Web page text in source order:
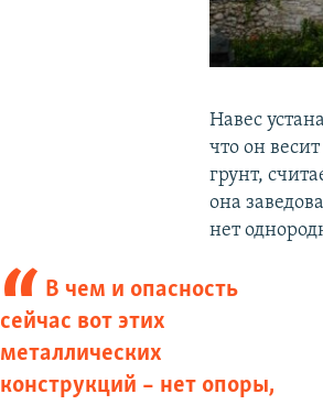
Навес
что он
грунт,
она
нет
В чем и опасность
сейчас вот этих
металлических
конструкций – нет опоры,